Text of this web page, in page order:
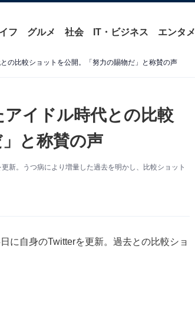
フ グルメ 社会 IT・ビジネス エンタメ
の比較ショットを公開。「努力の賜物だ」と称賛の声
イドル時代との比較
と称賛の声
新。うつ病により増量した過去を明かし、比較ショット
に自身のTwitterを更新。過去との比較ショ